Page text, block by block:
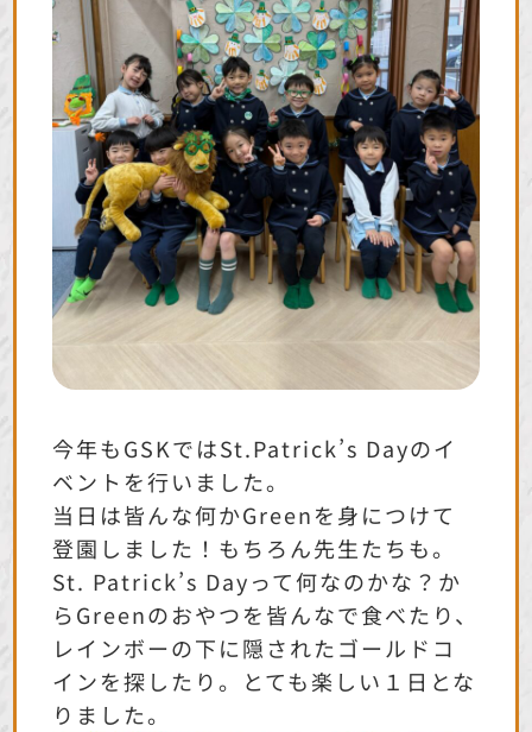
今年もGSKではSt.Patrick’s Dayのイ
ベントを行いました。
当日は皆んな何かGreenを身につけて
登園しました！もちろん先生たちも。
St. Patrick’s Dayって何なのかな？か
らGreenのおやつを皆んなで食べたり、
レインボーの下に隠されたゴールドコ
インを探したり。とても楽しい１日とな
りました。